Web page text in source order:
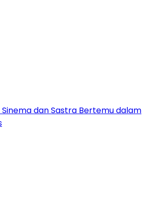
Sinema dan Sastra Bertemu dalam